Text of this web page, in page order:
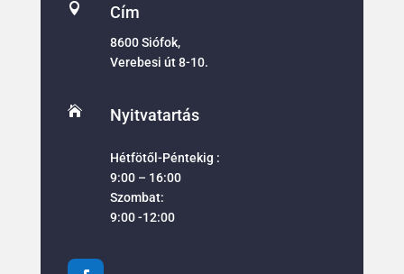
 Cím
8600 Siófok,
Verebesi út 8-10.
 Nyitvatartás
Hétfötől-Péntekig :
9:00 – 16:00
Szombat:
9:00 -12:00